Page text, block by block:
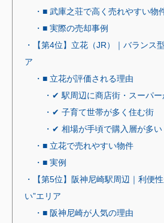
・■ 武庫之荘で高く売れやすい物
・■ 実際の売却事例
・【第4位】立花（JR）｜バランス
ア
・■ 立花が評価される理由
・✔ 駅周辺に商店街・スーパ
・✔ 子育て世帯が多く住む街
・✔ 相場が手頃で購入層が多い
・■ 立花で売れやすい物件
・■ 実例
・【第5位】阪神尼崎駅周辺｜利便
い”エリア
・■ 阪神尼崎が人気の理由